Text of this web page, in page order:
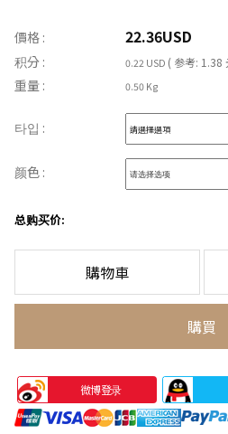
價格 : 22.36USD
积分 : 0.22 USD ( 参考: 1.38
重量 : 0.50 Kg
타입 :
颜色 :
总购买价:
購物車
購買
微博登录